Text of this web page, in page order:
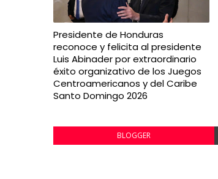
Presidente de Honduras
reconoce y felicita al presidente
Luis Abinader por extraordinario
éxito organizativo de los Juegos
Centroamericanos y del Caribe
Santo Domingo 2026
BLOGGER